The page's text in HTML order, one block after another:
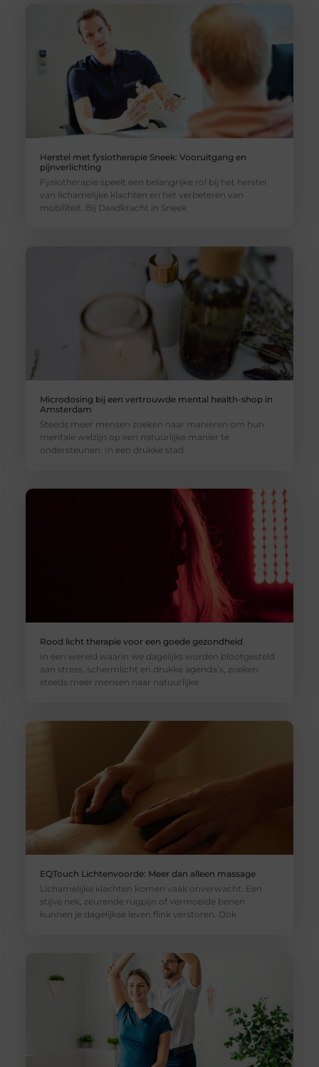
Herstel met fysiotherapie Sneek: Vooruitgang en
pijnverlichting
Fysiotherapie speelt een belangrijke rol bij het herstel
van lichamelijke klachten en het verbeteren van
mobiliteit. Bij Daadkracht in Sneek
Microdosing bij een vertrouwde mental health-shop in
Amsterdam
Steeds meer mensen zoeken naar manieren om hun
mentale welzijn op een natuurlijke manier te
ondersteunen. In een drukke stad
Rood licht therapie voor een goede gezondheid
In een wereld waarin we dagelijks worden blootgesteld
aan stress, schermlicht en drukke agenda’s, zoeken
steeds meer mensen naar natuurlijke
EQTouch Lichtenvoorde: Meer dan alleen massage
Lichamelijke klachten komen vaak onverwacht. Een
stijve nek, zeurende rugpijn of vermoeide benen
kunnen je dagelijkse leven flink verstoren. Ook